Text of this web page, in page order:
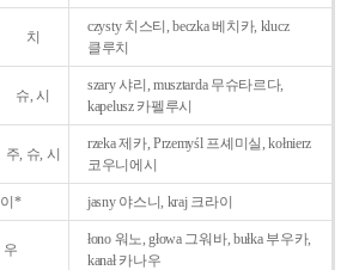
치
czysty 치스티, beczka 베치카, klucz
클루치
슈, 시
szary 샤리, musztarda 무슈타르다,
kapelusz 카펠루시
주, 슈, 시
rzeka 제카, Przemyśl 프셰미실, kołnierz
코우니에시
이* jasny 야스니, kraj 크라이
우
łono 워노, głowa 그워바, bułka 부우카,
kanał 카나우